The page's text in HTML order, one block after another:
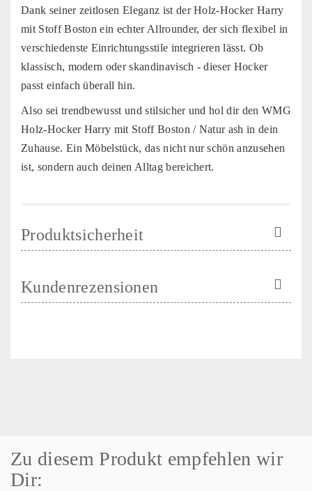
Dank seiner zeitlosen Eleganz ist der Holz-Hocker Harry
mit Stoff Boston ein echter Allrounder, der sich flexibel in
verschiedenste Einrichtungsstile integrieren lässt. Ob
klassisch, modern oder skandinavisch - dieser Hocker
passt einfach überall hin.
Also sei trendbewusst und stilsicher und hol dir den WMG
Holz-Hocker Harry mit Stoff Boston / Natur ash in dein
Zuhause. Ein Möbelstück, das nicht nur schön anzusehen
ist, sondern auch deinen Alltag bereichert.
Produktsicherheit
Kundenrezensionen
Zu diesem Produkt empfehlen wir
Dir: